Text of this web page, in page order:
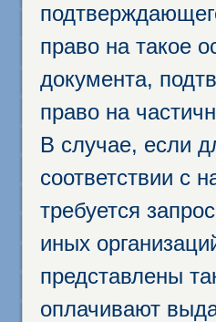
право на такое
документа,
право на
В случае, если
соответствии с
требуется
иных
представлены
оплачивают